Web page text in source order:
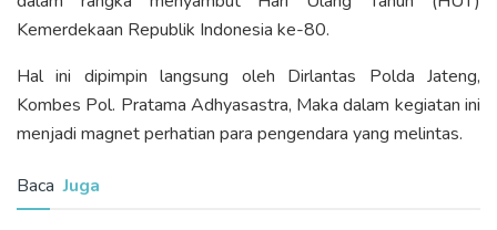
Kemerdekaan Republik Indonesia ke-80.
Hal ini dipimpin langsung oleh Dirlantas Polda Jateng,
Kombes Pol. Pratama Adhyasastra, Maka dalam kegiatan ini
menjadi magnet perhatian para pengendara yang melintas.
Baca Juga